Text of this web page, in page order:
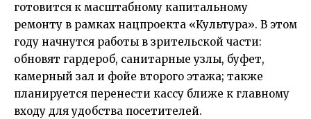
готовится к масштабному капитальному
ремонту в рамках нацпроекта «Культура». В этом
году начнутся работы в зрительской части:
обновят гардероб, санитарные узлы, буфет,
камерный зал и фойе второго этажа; также
планируется перенести кассу ближе к главному
входу для удобства посетителей.